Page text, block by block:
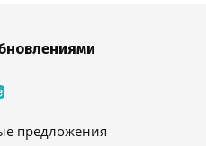
предложения